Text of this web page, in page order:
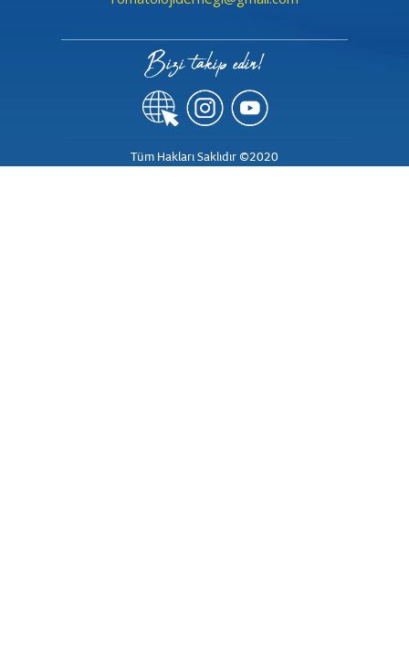
Bizi takip edin!
Tüm Hakları Saklıdır ©2020